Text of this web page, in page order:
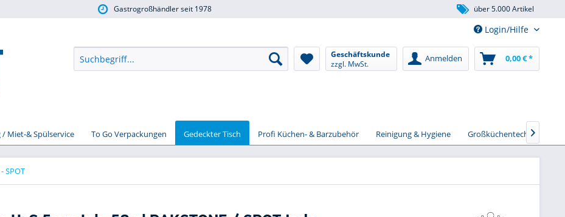
Gastrogroßhändler seit 1978 über 5.000 Artikel
Login/Hilfe
Geschäftskunde
zzgl. MwSt.
Anmelden 0,00 € *
/ Miet-& Spülservice To Go Verpackungen Gedeckter Tisch Profi Küchen- & Barzubehör Reinigung & Hygiene Großküchentechnik

SPOT